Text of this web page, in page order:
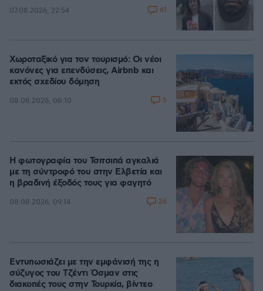
07.08.2026, 22:54 61
Χωροταξικό για τον τουρισμό: Οι νέοι
κανόνες για επενδύσεις, Airbnb και
εκτός σχεδίου δόμηση
08.08.2026, 08:10 5
Η φωτογραφία του Τσιτσιπά αγκαλιά
με τη σύντροφό του στην Ελβετία και
η βραδινή έξοδός τους για φαγητό
08.08.2026, 09:14 26
Εντυπωσιάζει με την εμφάνισή της η
σύζυγος του Τζέντι Όσμαν στις
διακοπές τους στην Τουρκία, βίντεο